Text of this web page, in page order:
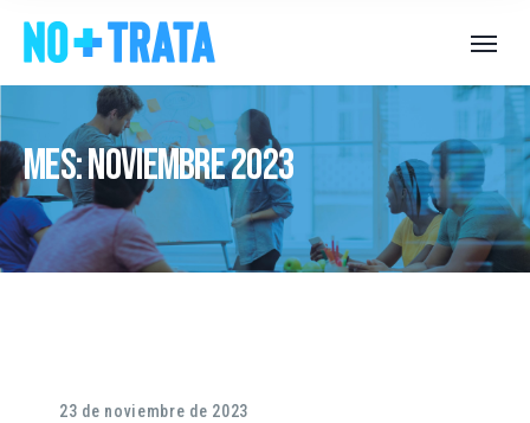
Mes:noviembre 2023
23 de noviembre de 2023